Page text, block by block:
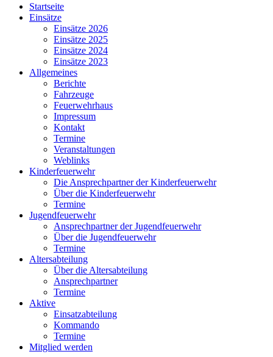
Startseite
Einsätze
Einsätze 2026
Einsätze 2025
Einsätze 2024
Einsätze 2023
Allgemeines
Berichte
Fahrzeuge
Feuerwehrhaus
Impressum
Kontakt
Termine
Veranstaltungen
Weblinks
Kinderfeuerwehr
Die Ansprechpartner der Kinderfeuerwehr
Über die Kinderfeuerwehr
Termine
Jugendfeuerwehr
Ansprechpartner der Jugendfeuerwehr
Über die Jugendfeuerwehr
Termine
Altersabteilung
Über die Altersabteilung
Ansprechpartner
Termine
Aktive
Einsatzabteilung
Kommando
Termine
Mitglied werden